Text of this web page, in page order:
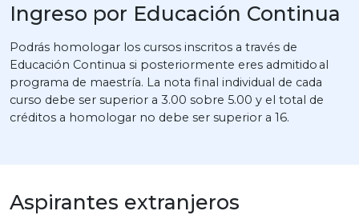
Ingreso por Educación Continua
Podrás homologar los cursos inscritos a través de
Educación Continua si posteriormente eres admitido al
programa de maestría. La nota final individual de cada
curso debe ser superior a 3.00 sobre 5.00 y el total de
créditos a homologar no debe ser superior a 16.
Aspirantes extranjeros